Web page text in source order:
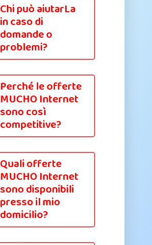
Chi può aiutarLa
in caso di
domande o
problemi?
Perché le offerte
MUCHO Internet
sono così
competitive?
Quali offerte
MUCHO Internet
sono disponibili
presso il mio
domicilio?